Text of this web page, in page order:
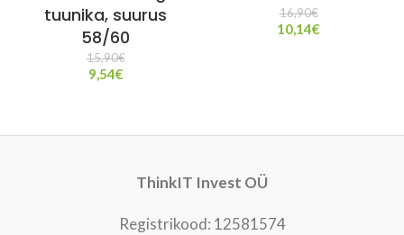
tuunika, suurus
58/60
15,90€
9,54€
16,90€
10,14€
ThinkIT Invest OÜ
Registrikood: 12581574